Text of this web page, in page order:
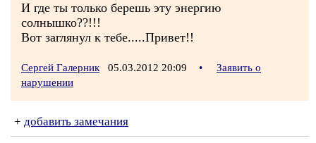
И где ты только берешь эту энергию
солнышко??!!!
Вот заглянул к тебе.....Привет!!
Сергей Галерник 05.03.2012 20:09 •
Заявить о
нарушении
+ добавить замечания